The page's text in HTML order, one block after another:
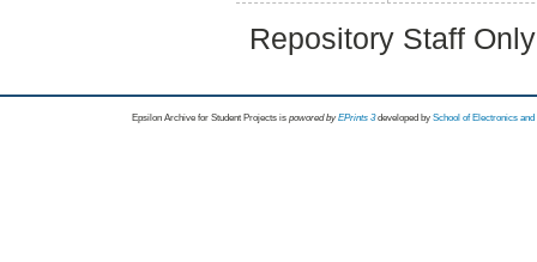
Repository Staff
Epsilon Archive for Student Projects is powored byEPrints 3 developed by School of Electronics